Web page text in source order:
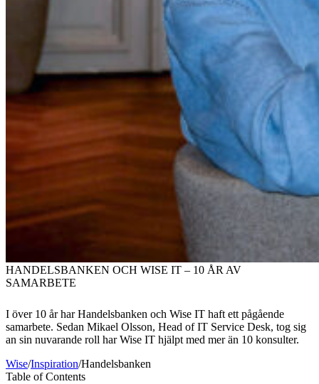
HANDELSBANKEN OCH WISE IT – 10 ÅR AV
SAMARBETE
I över 10 år har Handelsbanken och Wise IT haft ett pågående
samarbete. Sedan Mikael Olsson, Head of IT Service Desk, tog sig
an sin nuvarande roll har Wise IT hjälpt med mer än 10 konsulter.
Wise/Inspiration/Handelsbanken
Table of Contents